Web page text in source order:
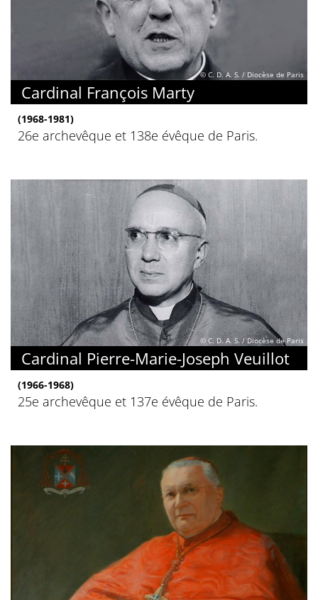
© C. D. A. S. / Diocèse de Paris
Cardinal François Marty
(1968-1981)
26e archevêque et 138e évêque de Paris.
© C. D. A. S. / Diocèse de Paris
Cardinal Pierre-Marie-Joseph Veuillot
(1966-1968)
25e archevêque et 137e évêque de Paris.